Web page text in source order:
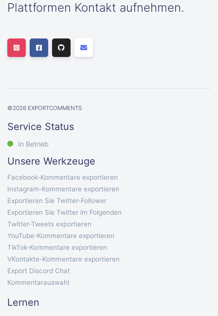
Plattformen Kontakt aufnehmen.
©2026 EXPORTCOMMENTS
Service Status
In Betrieb
Unsere Werkzeuge
Facebook-Kommentare exportieren
Instagram-Kommentare exportieren
Exportieren Sie Twitter-Follower
Exportieren Sie Twitter im Folgenden
Twitter-Tweets exportieren
YouTube-Kommentare exportieren
TikTok-Kommentare exportieren
VKontakte-Kommentare exportieren
Export Discord Chat
Kommentarauswahl
Lernen